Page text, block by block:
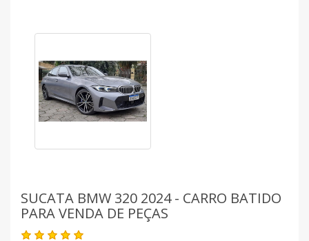
SUCATA BMW 320 2024 - CARRO BATIDO
PARA VENDA DE PEÇAS